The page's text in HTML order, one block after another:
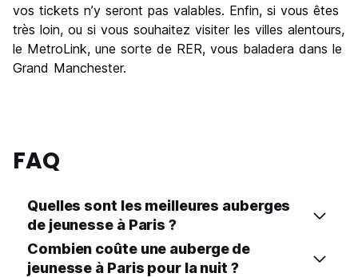
vos tickets n’y seront pas valables. Enfin, si vous êtes
très loin, ou si vous souhaitez visiter les villes alentours,
le MetroLink, une sorte de RER, vous baladera dans le
Grand Manchester.
FAQ
Quelles sont les meilleures auberges
de jeunesse à Paris ?
Combien coûte une auberge de
jeunesse à Paris pour la nuit ?